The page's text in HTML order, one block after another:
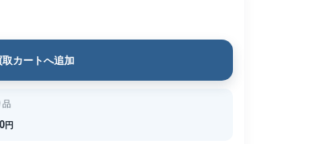
取カートへ追加
品
円